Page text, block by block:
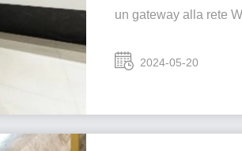
un gateway alla rete
2024-05-20